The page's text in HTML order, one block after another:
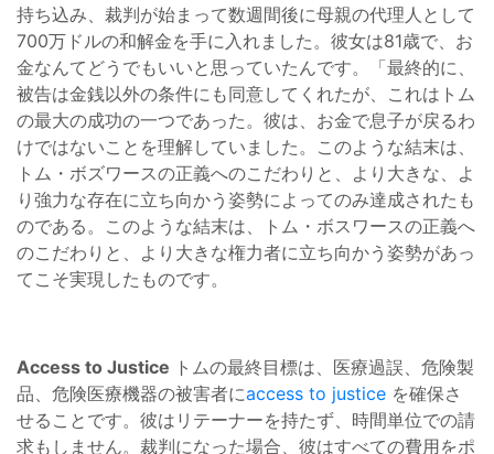
持ち込み、裁判が始まって数週間後に母親の代理人として
700万ドルの和解金を手に入れました。彼女は81歳で、お
金なんてどうでもいいと思っていたんです。「最終的に、
被告は金銭以外の条件にも同意してくれたが、これはトム
の最大の成功の一つであった。彼は、お金で息子が戻るわ
けではないことを理解していました。このような結末は、
トム・ボズワースの正義へのこだわりと、より大きな、よ
り強力な存在に立ち向かう姿勢によってのみ達成されたも
のである。このような結末は、トム・ボスワースの正義へ
のこだわりと、より大きな権力者に立ち向かう姿勢があっ
てこそ実現したものです。
Access to Justice トムの最終目標は、医療過誤、危険製
品、危険医療機器の被害者にaccess to justice を確保さ
せることです。彼はリテーナーを持たず、時間単位での請
求もしません。裁判になった場合、彼はすべての費用をポ